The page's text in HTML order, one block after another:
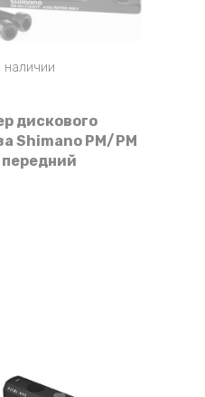
наличии
дискового
Shimano PM/PM